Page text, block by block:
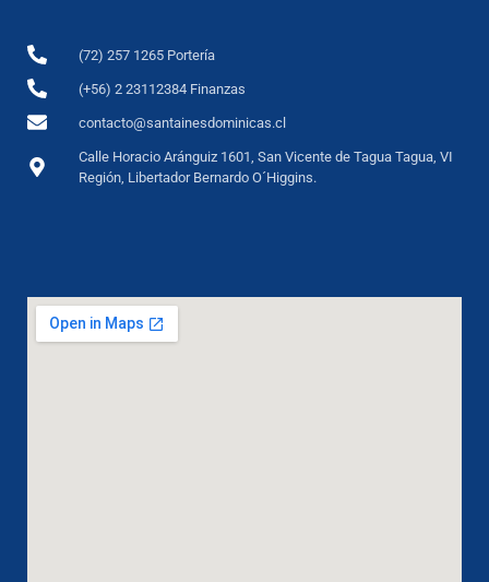
(72) 257 1265 Portería
(+56) 2 23112384 Finanzas
contacto@santainesdominicas.cl
Calle Horacio Aránguiz 1601, San Vicente de Tagua Tagua, VI
Región, Libertador Bernardo O´Higgins.